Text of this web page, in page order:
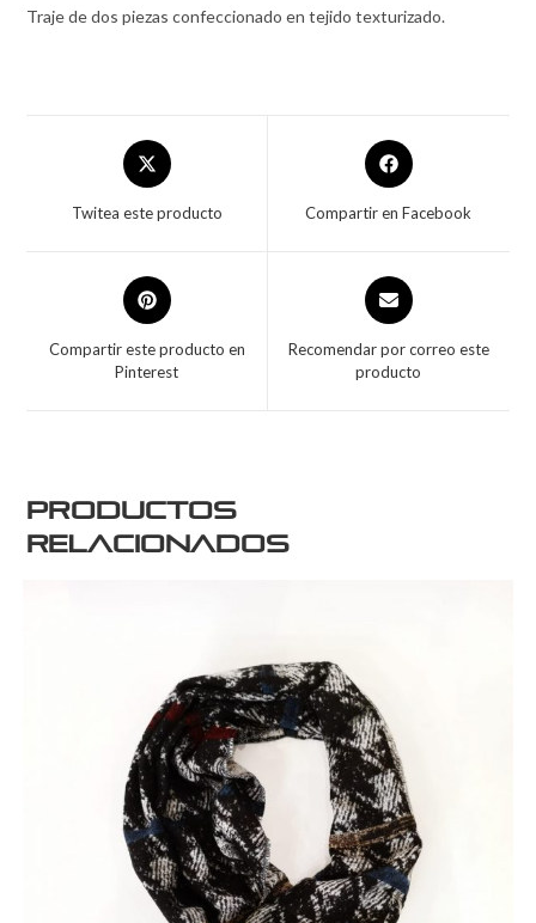
Traje de dos piezas confeccionado en tejido texturizado.
Twitea este producto Compartir en Facebook
Compartir este producto en
Pinterest
Recomendar por correo este
producto
Productos
relacionados